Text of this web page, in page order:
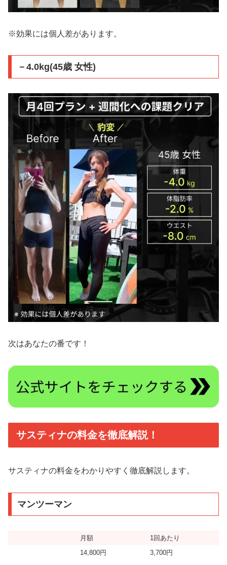
※効果には個人差があります。
－4.0kg(45歳 女性)
次はあなたの番です！
サスティナの料金を徹底解説！
サスティナの料金をわかりやすく徹底解説します。
マンツーマン
月額 1回あたり
14,800円 3,700円